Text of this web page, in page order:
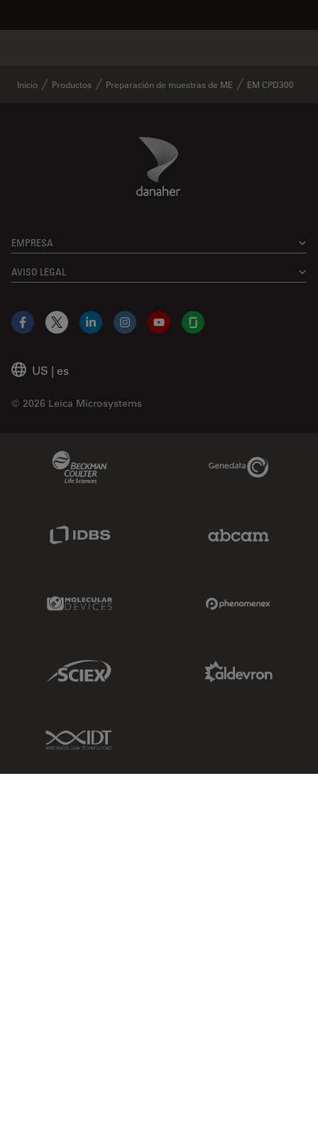
Inicio Productos Preparación de muestras de ME EM CPD300
Danaher Logo
EMPRESA
AVISO LEGAL
US | es
© 2026 Leica Microsystems
Facebook
X LinkedInInstagramYouTubeGlassdoor
Genedata Link
Molecular Devices Link
Sciex Link
IDT Link